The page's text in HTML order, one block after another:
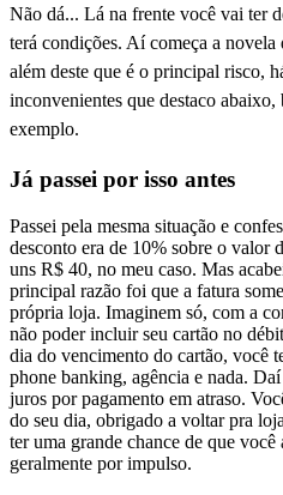
Não dá... Lá na frente você vai ter
terá condições. Aí começa a novela
além deste que é o principal risco,
inconvenientes que destaco
exemplo.
Já passei por isso antes
Passei pela mesma situação e
desconto era de 10% sobre o valor
uns R$ 40, no meu caso. Mas
principal razão foi que a fatura
própria loja. Imaginem só, com a
não poder incluir seu cartão no
dia do vencimento do cartão, você
phone banking, agência e nada.
juros por pagamento em atraso.
do seu dia, obrigado a voltar pra
ter uma grande chance de que
geralmente por impulso.